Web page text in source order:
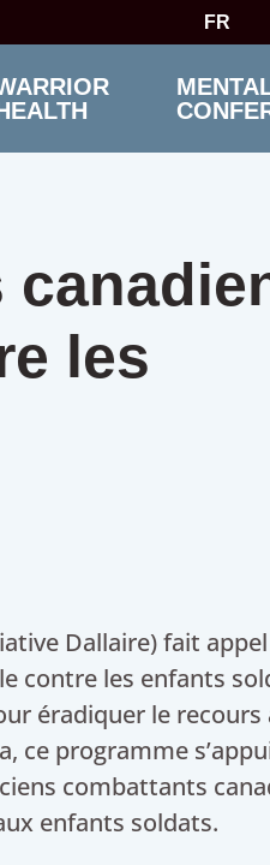
FR
les
Dallaire) fait
contre les enfants
éradiquer le recours
ce programme
combattants
enfants soldats.